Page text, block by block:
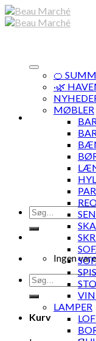
Skip
to
Søg
efter:
Ingen
Søg
efter:
Kurv
🍊
·🌿
MØBLER
LAMPER